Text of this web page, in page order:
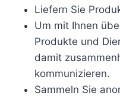
Liefern Sie
Um mit Ihnen
Produkte und
damit
kommunizieren.
Sammeln Sie